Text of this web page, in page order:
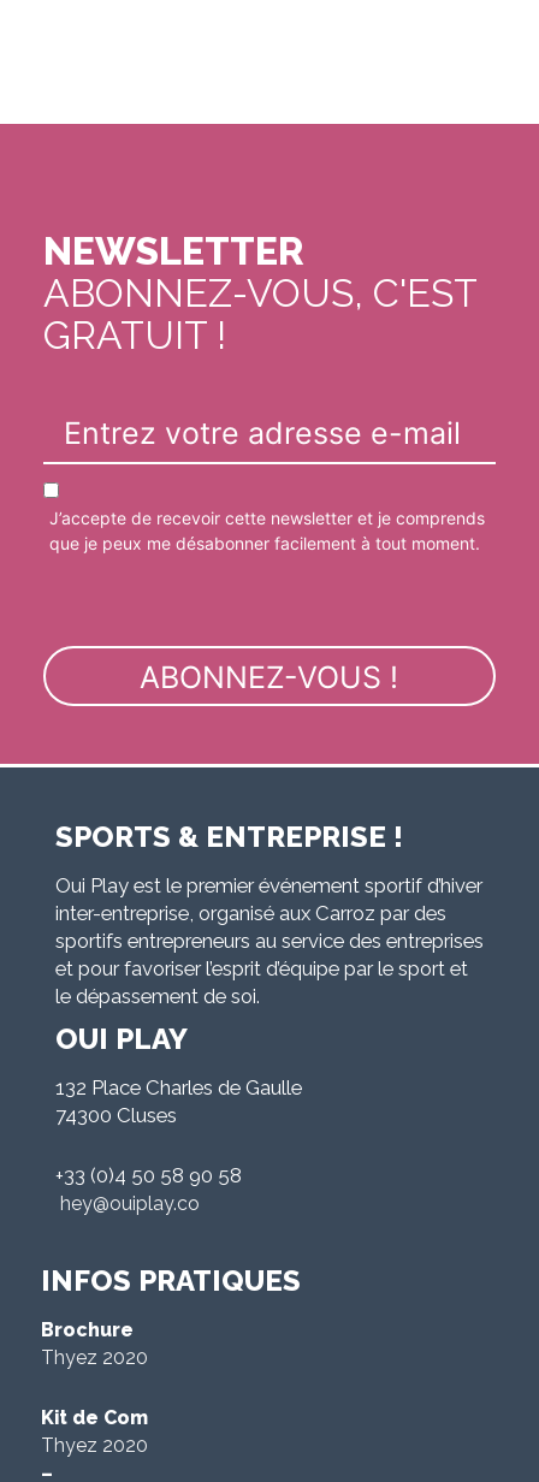
NEWSLETTER
ABONNEZ-VOUS, C'EST
GRATUIT !
J’accepte de recevoir cette newsletter et je comprends
que je peux me désabonner facilement à tout moment.
SPORTS & ENTREPRISE !
Oui Play est le premier événement sportif d’hiver
inter-entreprise, organisé aux Carroz par des
sportifs entrepreneurs au service des entreprises
et pour favoriser l’esprit d’équipe par le sport et
le dépassement de soi.
OUI PLAY
132 Place Charles de Gaulle
74300 Cluses
+33 (0)4 50 58 90 58
hey@ouiplay.co
INFOS PRATIQUES
Brochure
Thyez 2020
Kit de Com
Thyez 2020
–